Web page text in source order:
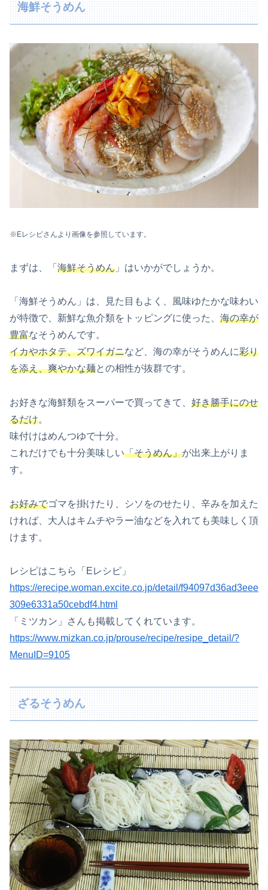
海鮮そうめん
※ Eレシピさんより画像を参照しています。
まずは、「 海鮮そうめん 」はいかがでしょうか。
「海鮮そうめん」は、見た目もよく、風味ゆたかな味わい
が特徴で、新鮮な魚介類をトッピングに使った、 海の幸が
豊富なそうめんです。
イカやホタテ、ズワイガニなど、海の幸がそうめんに彩り
を添え、爽やかな麺との相性が抜群です。
お好きな海鮮類をスーパーで買ってきて、 好き勝手にのせ
るだけ。
味付けはめんつゆで十分。
これだけでも十分美味しい「そうめん」が出来上がりま
す。
お好みでゴマを掛けたり、シソをのせたり、辛みを加えた
ければ、大人はキムチやラー油などを入れても美味しく頂
けます。
レシピはこちら「Eレシピ」
https://erecipe.woman.excite.co.jp/detail/f94097d36ad3eee
309e6331a50cebdf4.html
「ミツカン」さんも掲載してくれています。
https://www.mizkan.co.jp/prouse/recipe/resipe_detail/?
MenuID=9105
ざるそうめん